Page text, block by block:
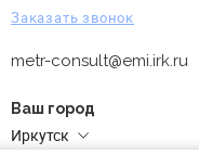
Заказать звонок
metr-consult@emi.irk.ru
Ваш город
Иркутск